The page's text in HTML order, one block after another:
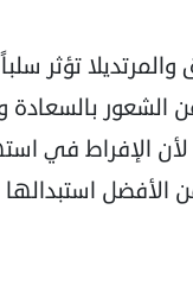
تؤثر
الشعور بالسعادة
الإفراط في
الأفضل